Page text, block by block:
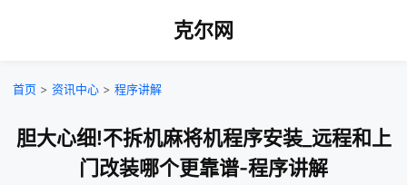
克尔网
首页 > 资讯中心 > 程序讲解
胆大心细!不拆机麻将机程序安装_远程和上
门改装哪个更靠谱-程序讲解